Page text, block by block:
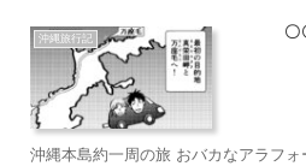
沖縄旅行記 〇
沖縄本島約一周の旅 おバカなアラフ